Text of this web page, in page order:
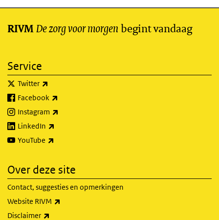
RIVM De zorg voor morgen begint vandaag
Service
Twitter
Facebook
Instagram
LinkedIn
YouTube
Over deze site
Contact, suggesties en opmerkingen
Website RIVM
Disclaimer